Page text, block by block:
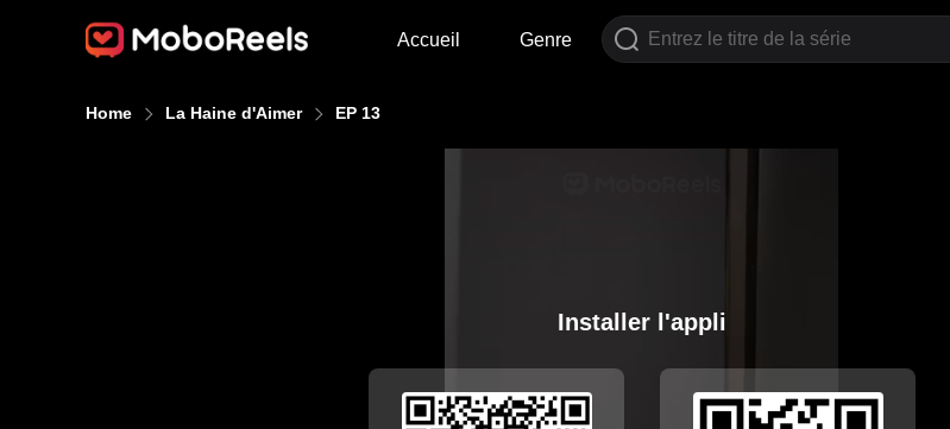
Accueil Genre
Home La Haine d'Aimer EP 13
Installer l'appli